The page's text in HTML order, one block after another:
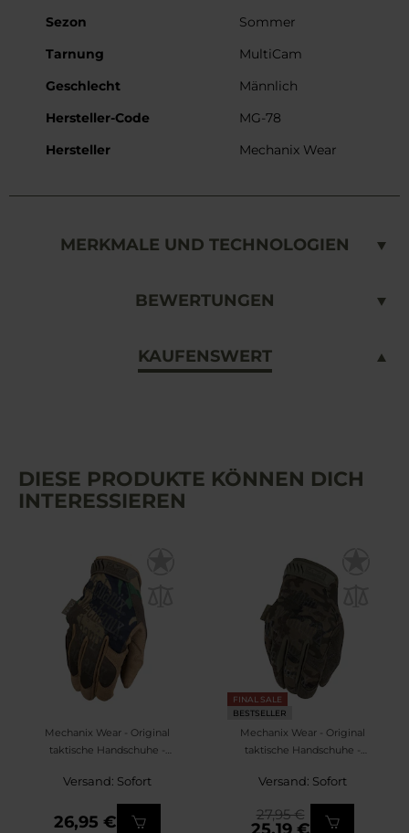
Sezon
Sommer
Tarnung
MultiCam
Geschlecht
Männlich
Hersteller-Code
MG-78
Hersteller
Mechanix Wear
MERKMALE UND TECHNOLOGIEN
BEWERTUNGEN
KAUFENSWERT
DIESE PRODUKTE KÖNNEN DICH
INTERESSIEREN
Mechanix Wear - Original
taktische Handschuhe -
Versand: Sofort
26,95 €
FINAL SALE
BESTSELLER
Mechanix Wear - Original
taktische Handschuhe -
Woodland
Versand: Sofort
27,95 €